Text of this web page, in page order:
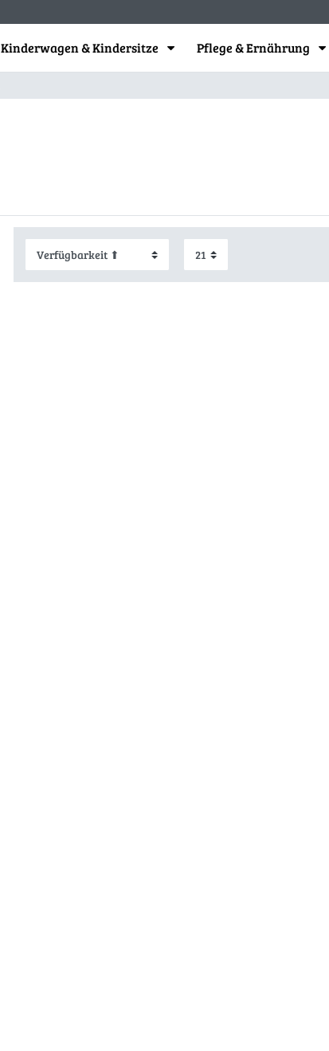
Kinderwagen & Kindersitze Pflege & Ernährung